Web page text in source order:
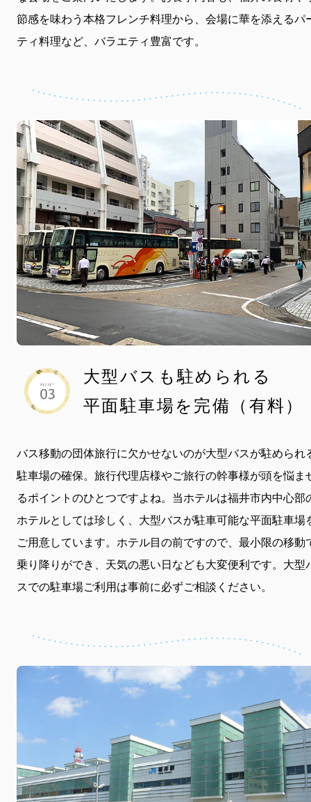
節感を味わう本格フレンチ料理から、会場に華を添えるパ
ティ料理など、バラエティ豊富です。
大型バスも駐められる
平面駐車場を完備（有料）
バス移動の団体旅行に欠かせないのが大型バスが駐められ
駐車場の確保。旅行代理店様やご旅行の幹事様が頭を悩ま
るポイントのひとつですよね。当ホテルは福井市内中心部
ホテルとしては珍しく、大型バスが駐車可能な平面駐車場
ご用意しています。ホテル目の前ですので、最小限の移動
乗り降りができ、天気の悪い日なども大変便利です。大型
スでの駐車場ご利用は事前に必ずご相談ください。